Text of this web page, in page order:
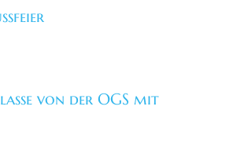
von der OGS mit